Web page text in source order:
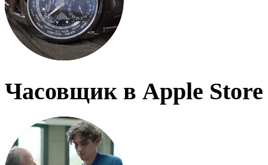
Часовщик в Apple Store